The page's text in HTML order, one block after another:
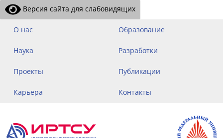
Версия сайта для слабовидящих
О нас Образование
Наука Разработки
Проекты Публикации
Карьера Контакты